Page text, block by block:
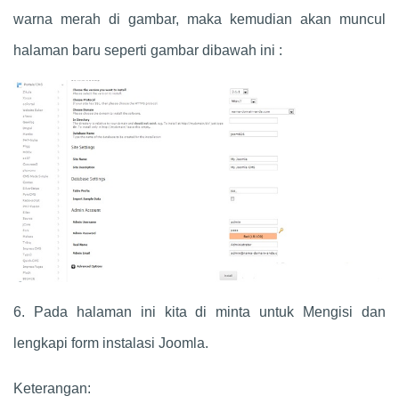
warna merah di gambar, maka kemudian akan muncul
halaman baru seperti gambar dibawah ini :
6. Pada halaman ini kita di minta untuk Mengisi dan
lengkapi form instalasi Joomla.
Keterangan: